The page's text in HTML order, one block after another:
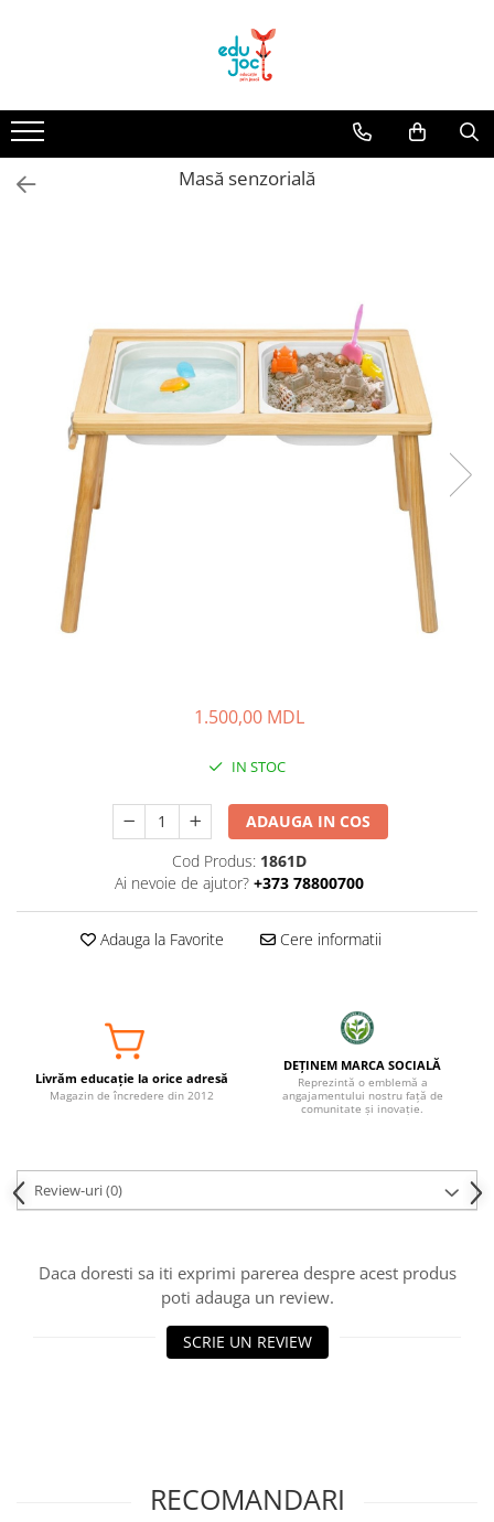
1-2 ani
3-4 ani
5-7 ani
Masă senzorială
1.500,00 MDL
IN STOC
ADAUGA IN COS
Cod Produs: 1861D
Ai nevoie de ajutor? +373 78800700
Adauga la Favorite Cere informatii
Livrăm educație la orice adresă
Magazin de încredere din 2012
DEȚINEM MARCA SOCIALĂ
Reprezintă o emblemă a
angajamentului nostru față de
comunitate și inovație.
Review-uri(0)
Daca doresti sa iti exprimi parerea despre acest produs
poti adauga un review.
SCRIE UN REVIEW
RECOMANDARI